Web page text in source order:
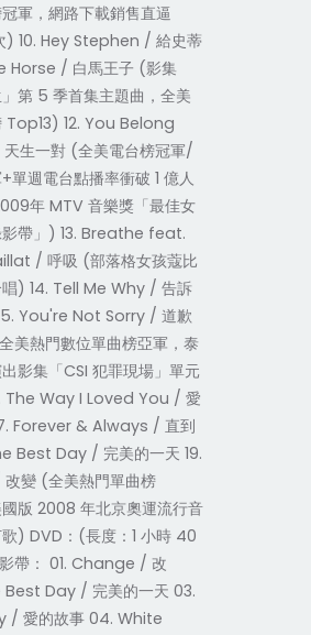
軍，網路下載銷售直逼
) 10. Hey Stephen / 給史蒂
Horse / 白馬王子 (影集
」第 5 季首集主題曲，全美
Top13) 12. You Belong
生一對 (全美電台榜冠軍/
單週電台點播率衝破 1 億人
年 MTV 音樂獎「最佳女
影帶」) 13. Breathe feat.
/ 呼吸 (部落格女孩蔻比
) 14. Tell Me Why / 告訴
You're Not Sorry / 道歉
美熱門數位單曲榜亞軍，泰
影集「CSI 犯罪現場」單元
The Way I Loved You / 愛
Forever & Always / 直到
Best Day / 完美的一天 19.
變 (全美熱門單曲榜
版 2008 年北京奧運流行音
) DVD：(長度：1 小時 40
帶： 01. Change / 改
Best Day / 完美的一天 03.
/ 愛的故事 04. White